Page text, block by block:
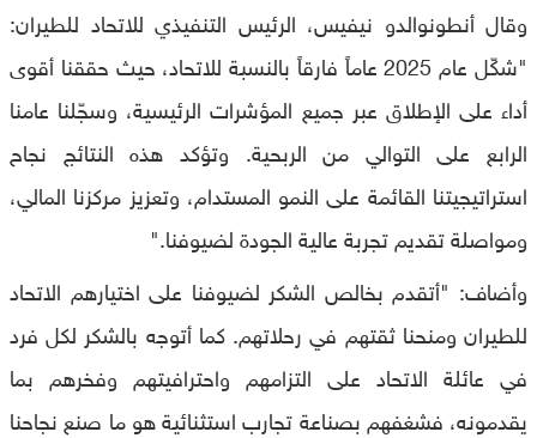
وقال أنطونوالدو نيفيس، الرئيس التنفيذي للاتحاد للطيران:
"شكّل عام 2025 عاماً فارقاً بالنسبة للاتحاد، حيث حققنا أقوى
أداء على الإطلاق عبر جميع المؤشرات الرئيسية، وسجّلنا عامنا
الرابع على التوالي من الربحية. وتؤكد هذه النتائج نجاح
استراتيجيتنا القائمة على النمو المستدام، وتعزيز مركزنا المالي،
ومواصلة تقديم تجربة عالية الجودة لضيوفنا."
وأضاف: "أتقدم بخالص الشكر لضيوفنا على اختيارهم الاتحاد
للطيران ومنحنا ثقتهم في رحلاتهم. كما أتوجه بالشكر لكل فرد
في عائلة الاتحاد على التزامهم واحترافيتهم وفخرهم بما
يقدمونه، فشغفهم بصناعة تجارب استثنائية هو ما صنع نجاحنا